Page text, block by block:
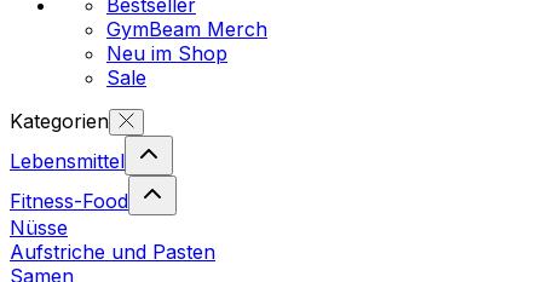
GymBeam Merch
Neu im Shop
Sale
Kategorien
Lebensmittel
Fitness-Food
Nüsse
Aufstriche und Pasten
Samen